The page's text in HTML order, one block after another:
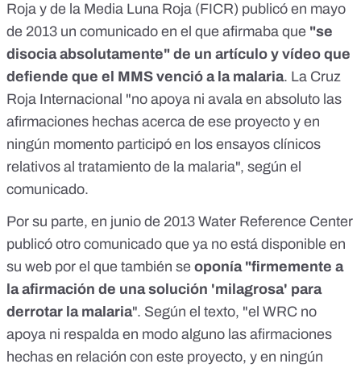
Roja y de la Media Luna Roja (FICR) publicó en mayo
de 2013 un comunicado en el que afirmaba que "se
disocia absolutamente" de un artículo y vídeo que
defiende que el MMS venció a la malaria. La Cruz
Roja Internacional "no apoya ni avala en absoluto las
afirmaciones hechas acerca de ese proyecto y en
ningún momento participó en los ensayos clínicos
relativos al tratamiento de la malaria", según el
comunicado.
Por su parte, en junio de 2013 Water Reference Center
publicó otro comunicado que ya no está disponible en
su web por el que también se oponía "firmemente a
la afirmación de una solución 'milagrosa' para
derrotar la malaria". Según el texto, "el WRC no
apoya ni respalda en modo alguno las afirmaciones
hechas en relación con este proyecto, y en ningún